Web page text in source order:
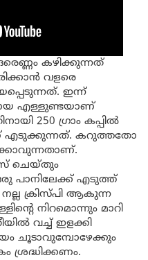
കഴിക്കുന്നത്
വളരെ
ഇന്ന്
എള്ളുണ്ടയാണ്
250 ഗ്രാം കപ്പിൽ
എടുക്കുന്നത്. കറുത്തതോ
ചെയ്‌തും
പാനിലേക്ക് എടുത്ത്
ക്രിസ്പി ആകുന്ന
നിറമൊന്നും മാറി
വച്ച് ഇളക്കി
ചൂടാവുമ്പോഴേക്കും
ശ്രദ്ധിക്കണം.